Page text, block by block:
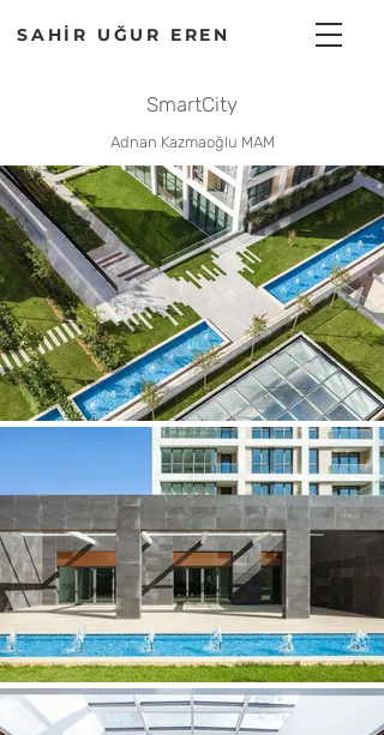
SAHİR UĞUR EREN
SmartCity
Adnan Kazmaoğlu MAM